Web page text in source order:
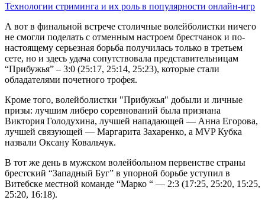
Технологии стриминга и их роль в популярности онлайн-игр
А вот в финальной встрече столичные волейболистки ничего
не смогли поделать с отменным настроем брестчанок и по-
настоящему серьезная борьба получилась только в третьем
сете, но и здесь удача сопутствовала представительницам
“Прибужья” – 3:0 (25:17, 25:14, 25:23), которые стали
обладателями почетного трофея.
Кроме того, волейболистки "Прибужья" добыли и личные
призы: лучшим либеро соревнований была признана
Виктория Голодухина, лучшей нападающей — Анна Егорова,
лучшей связующей — Маргарита Захаренко, а MVP Кубка
назвали Оксану Ковальчук.
В тот же день в мужском волейбольном первенстве страны
брестский “Западный Буг” в упорной борьбе уступил в
Витебске местной команде “Марко “ — 2:3 (17:25, 25:20, 15:25,
25:20, 16:18).